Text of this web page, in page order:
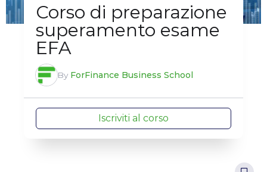
Corso di preparazione
superamento esame
EFA
By ForFinance Business School
Iscriviti al corso